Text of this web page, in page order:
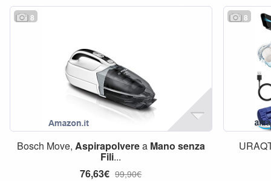
8
Bosch Move, Aspirapolverea Mano senza
Fili...
76,63€ 99,90€
8